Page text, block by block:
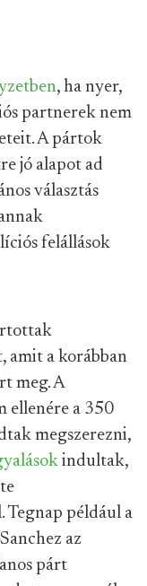
, ha nyer,
partnerek nem
A pártok
jó alapot ad
választás
felállások
amit a korábban
meg. A
ellenére a 350
megszerezni,
indultak,
Tegnap például a
az
párt